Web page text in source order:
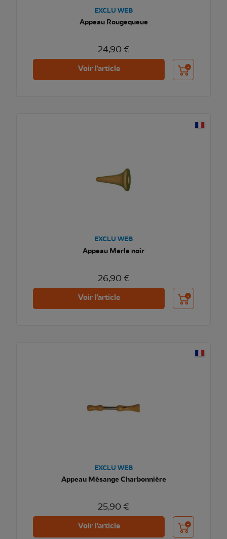
EXCLU WEB
Appeau Rougequeue
24,90 €
Voir l'article Ajouter au
EXCLU WEB
Appeau Merle noir
26,90 €
Voir l'article Ajouter au
EXCLU WEB
Appeau Mésange Charbonnière
25,90 €
Voir l'article Ajouter au